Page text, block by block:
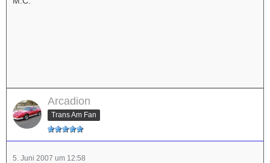
Arcadion
Trans Am Fan
5. Juni 2007 um 12:58